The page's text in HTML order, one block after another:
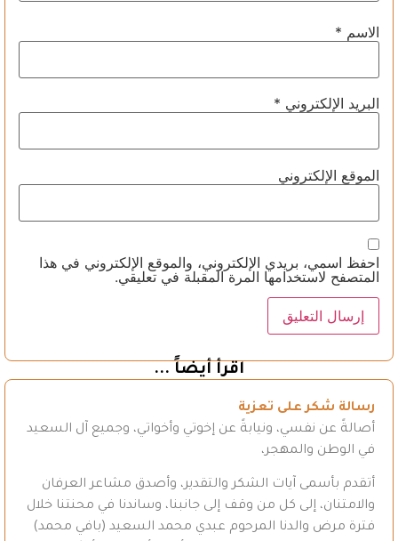
الاسم *
البريد الإلكتروني *
الموقع الإلكتروني
احفظ اسمي، بريدي الإلكتروني، والموقع الإلكتروني في هذا
المتصفح لاستخدامها المرة المقبلة في تعليقي.
اقرأ أيضاً ...
رسالة شكر على تعزية
أصالةً عن نفسي، ونيابةً عن إخوتي وأخواتي، وجميع آل السعيد
في الوطن والمهجر،
أتقدم بأسمى آيات الشكر والتقدير، وأصدق مشاعر العرفان
والامتنان، إلى كل من وقف إلى جانبنا، وساندنا في محنتنا خلال
فترة مرض والدنا المرحوم عبدي محمد السعيد (بافي محمد)